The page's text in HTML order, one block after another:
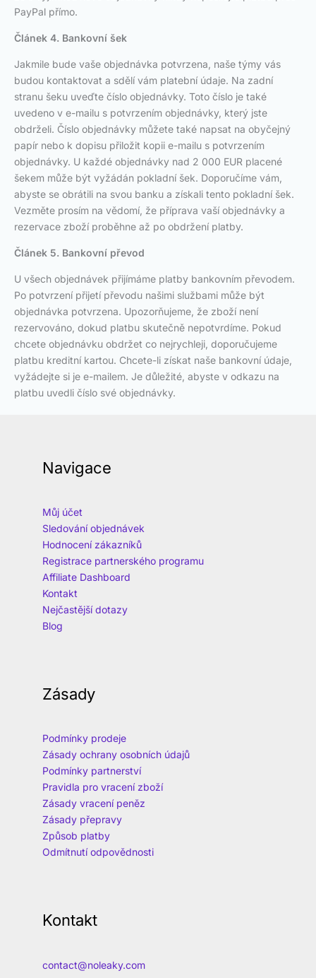
PayPal přímo.
Článek 4. Bankovní šek
Jakmile bude vaše objednávka potvrzena, naše týmy vás
budou kontaktovat a sdělí vám platební údaje. Na zadní
stranu šeku uveďte číslo objednávky. Toto číslo je také
uvedeno v e-mailu s potvrzením objednávky, který jste
obdrželi. Číslo objednávky můžete také napsat na obyčejný
papír nebo k dopisu přiložit kopii e-mailu s potvrzením
objednávky. U každé objednávky nad 2 000 EUR placené
šekem může být vyžádán pokladní šek. Doporučíme vám,
abyste se obrátili na svou banku a získali tento pokladní šek.
Vezměte prosím na vědomí, že příprava vaší objednávky a
rezervace zboží proběhne až po obdržení platby.
Článek 5. Bankovní převod
U všech objednávek přijímáme platby bankovním převodem.
Po potvrzení přijetí převodu našimi službami může být
objednávka potvrzena. Upozorňujeme, že zboží není
rezervováno, dokud platbu skutečně nepotvrdíme. Pokud
chcete objednávku obdržet co nejrychleji, doporučujeme
platbu kreditní kartou. Chcete-li získat naše bankovní údaje,
vyžádejte si je e-mailem. Je důležité, abyste v odkazu na
platbu uvedli číslo své objednávky.
Navigace
Můj účet
Sledování objednávek
Hodnocení zákazníků
Registrace partnerského programu
Affiliate Dashboard
Kontakt
Nejčastější dotazy
Blog
Zásady
Podmínky prodeje
Zásady ochrany osobních údajů
Podmínky partnerství
Pravidla pro vracení zboží
Zásady vracení peněz
Zásady přepravy
Způsob platby
Odmítnutí odpovědnosti
Kontakt
contact@noleaky.com